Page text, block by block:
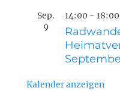
Sep.
9
14:00 - 18:00
Kalender anzeigen